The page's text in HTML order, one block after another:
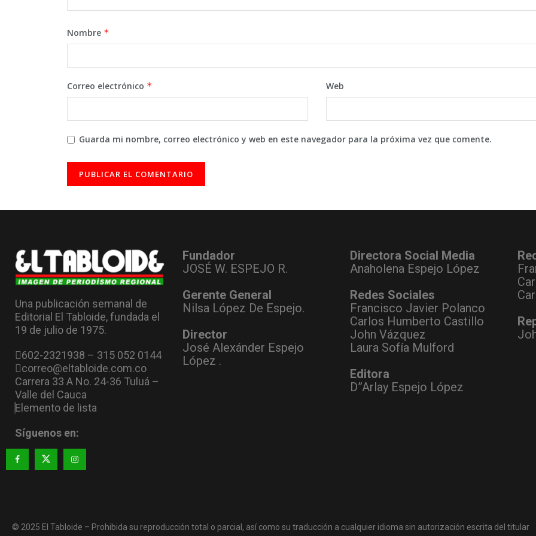
Nombre *
Correo electrónico * Web
Guarda mi nombre, correo electrónico y web en este navegador para la próxima vez que comente.
Una publicación semanal de
Editorial El Tabloide, fundada el
19 de julio de 1975.
602-2321938 – 315 052 0144
correo@eltabloide.com.co
Carrera 33 A No. 24-36 Tuluá –
Valle del Cauca
Elemento de lista
Síguenos en:
Fundador
JOSÉ W. ESPEJO R.
Gerente General
Nilsa López De Espejo.
Director
José Alexánder Espejo
López .
Directora Social Media
Anaholena Espejo López
Redes Sociales
Francisco Javier Polanco
Carlos Humberto Castillo
John Vázquez
Laura Sofía Mulford
Editora
D”Arlay Espejo López
© 2025 El Tabloide – Prohibida su reproducción total o parcial, así como su traducción a cualquier idioma sin autorización escrita del titular